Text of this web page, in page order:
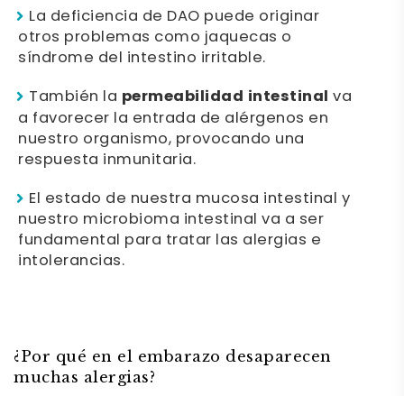
La deficiencia de DAO puede originar
otros problemas como jaquecas o
síndrome del intestino irritable.
También la permeabilidad intestinalva
a favorecer la entrada de alérgenos en
nuestro organismo, provocando una
respuesta inmunitaria.
El estado de nuestra mucosa intestinal y
nuestro microbioma intestinal va a ser
fundamental para tratar las alergias e
intolerancias.
¿Por qué en el embarazo desaparecen
muchas alergias?